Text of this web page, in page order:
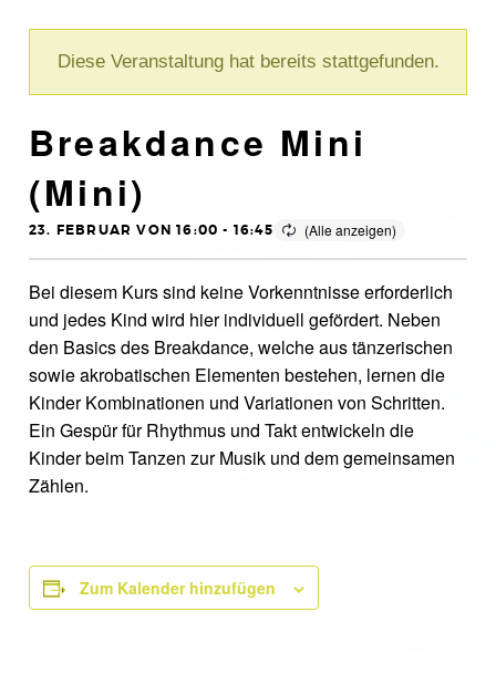
Diese Veranstaltung hat bereits stattgefunden.
Breakdance Mini
(Mini)
23. FEBRUAR VON 16:00 - 16:45
Bei diesem Kurs sind keine Vorkenntnisse erforderlich
und jedes Kind wird hier individuell gefördert. Neben
den Basics des Breakdance, welche aus tänzerischen
sowie akrobatischen Elementen bestehen, lernen die
Kinder Kombinationen und Variationen von Schritten.
Ein Gespür für Rhythmus und Takt entwickeln die
Kinder beim Tanzen zur Musik und dem gemeinsamen
Zählen.
Zum Kalender hinzufügen